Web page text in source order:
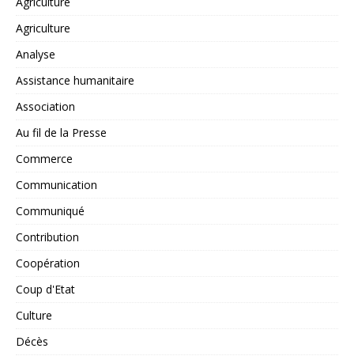
Agriculture
Analyse
Assistance humanitaire
Association
Au fil de la Presse
Commerce
Communication
Communiqué
Contribution
Coopération
Coup d'Etat
Culture
Décès